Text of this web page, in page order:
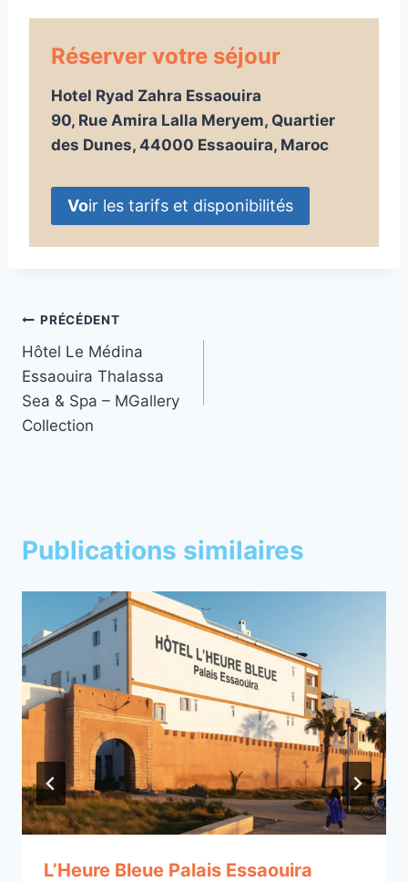
Réserver votre séjour
Hotel Ryad Zahra Essaouira
90, Rue Amira Lalla Meryem, Quartier
des Dunes, 44000 Essaouira, Maroc
Voir les tarifs et disponibilités
Navigation
de
l’article
PRÉCÉDENT
Hôtel Le Médina
Essaouira Thalassa
Sea & Spa – MGallery
Collection
Publications similaires
L’Heure Bleue Palais Essaouira